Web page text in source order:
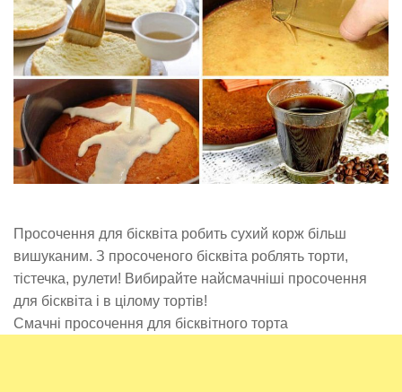
Просочення для бісквіта робить сухий корж більш
вишуканим. З просоченого бісквіта роблять торти,
тістечка, рулети! Вибирайте найсмачніші просочення
для бісквіта і в цілому тортів!
Смачні просочення для бісквітного торта